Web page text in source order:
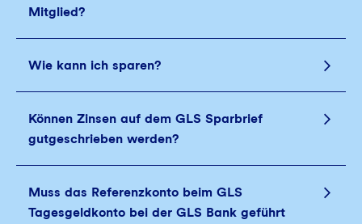
Mitglied?
Wie kann ich sparen?
Können Zinsen auf dem GLS Sparbrief
gutgeschrieben werden?
Muss das Referenzkonto beim GLS
Tagesgeldkonto bei der GLS Bank geführt